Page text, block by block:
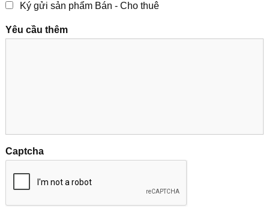
Ký gửi sản phẩm Bán - Cho thuê
Yêu cầu thêm
Captcha